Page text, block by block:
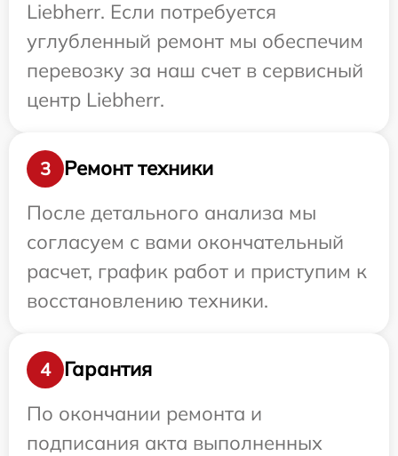
Liebherr. Если потребуется
углубленный ремонт мы обеспечим
перевозку за наш счет в сервисный
центр Liebherr.
3
Ремонт техники
После детального анализа мы
согласуем с вами окончательный
расчет, график работ и приступим к
восстановлению техники.
4
Гарантия
По окончании ремонта и
подписания акта выполненных